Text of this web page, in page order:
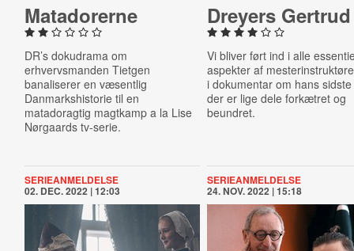
Ma­ta­do­rer­ne
DR’s dokudrama om
erhvervsmanden Tietgen
banaliserer en væsentlig
Danmarkshistorie til en
matadoragtig magtkamp a la Lise
Nørgaards tv-serie.
Dreyers Gertrud
Vi bliver ført ind i alle
aspekter af
i dokumentar om hans
der er lige dele forkætret og
beundret.
SERIEANMELDELSE
02. DEC. 2022 | 12:03
SERIEANMELDELSE
24. NOV. 2022 | 15:18